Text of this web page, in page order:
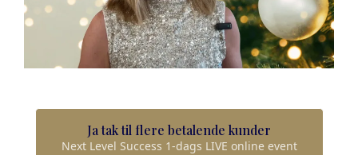
Ja tak til flere betalende kunder
Next Level Success 1-dags LIVE online event